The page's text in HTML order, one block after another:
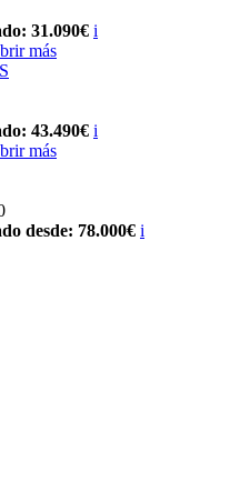
31.090€ i
más
43.490€ i
más
desde: 78.000€ i